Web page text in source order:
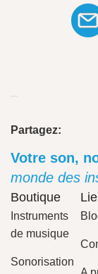
Partagez:
Votre son,
monde des
Boutique
Instruments
de musique
Sonorisation